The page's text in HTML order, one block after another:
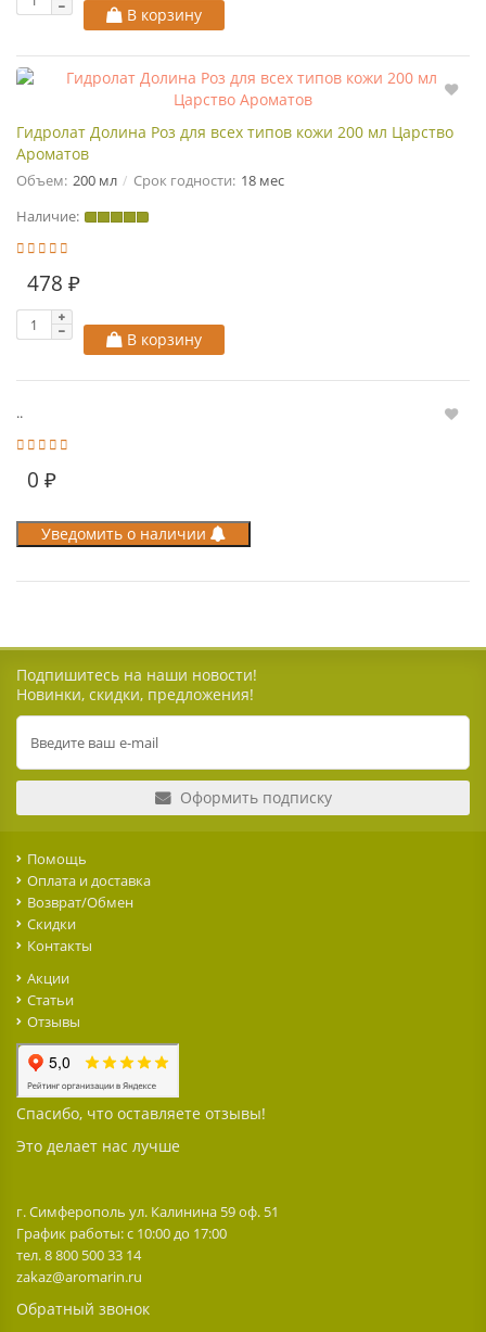
В корзину
Гидролат Долина Роз для всех типов кожи 200 мл Царство
Ароматов
Объем: 200 мл Срок годности: 18 мес
Наличие:
478 ₽
В корзину
..
0 ₽
Уведомить о наличии
Подпишитесь на наши новости!
Новинки, скидки, предложения!
Оформить подписку
Помощь
Оплата и доставка
Возврат/Обмен
Скидки
Контакты
Акции
Статьи
Отзывы
Спасибо, что оставляете отзывы!
Это делает нас лучше
г. Симферополь ул. Калинина 59 оф. 51
График работы: с 10:00 до 17:00
тел. 8 800 500 33 14
zakaz@aromarin.ru
Обратный звонок